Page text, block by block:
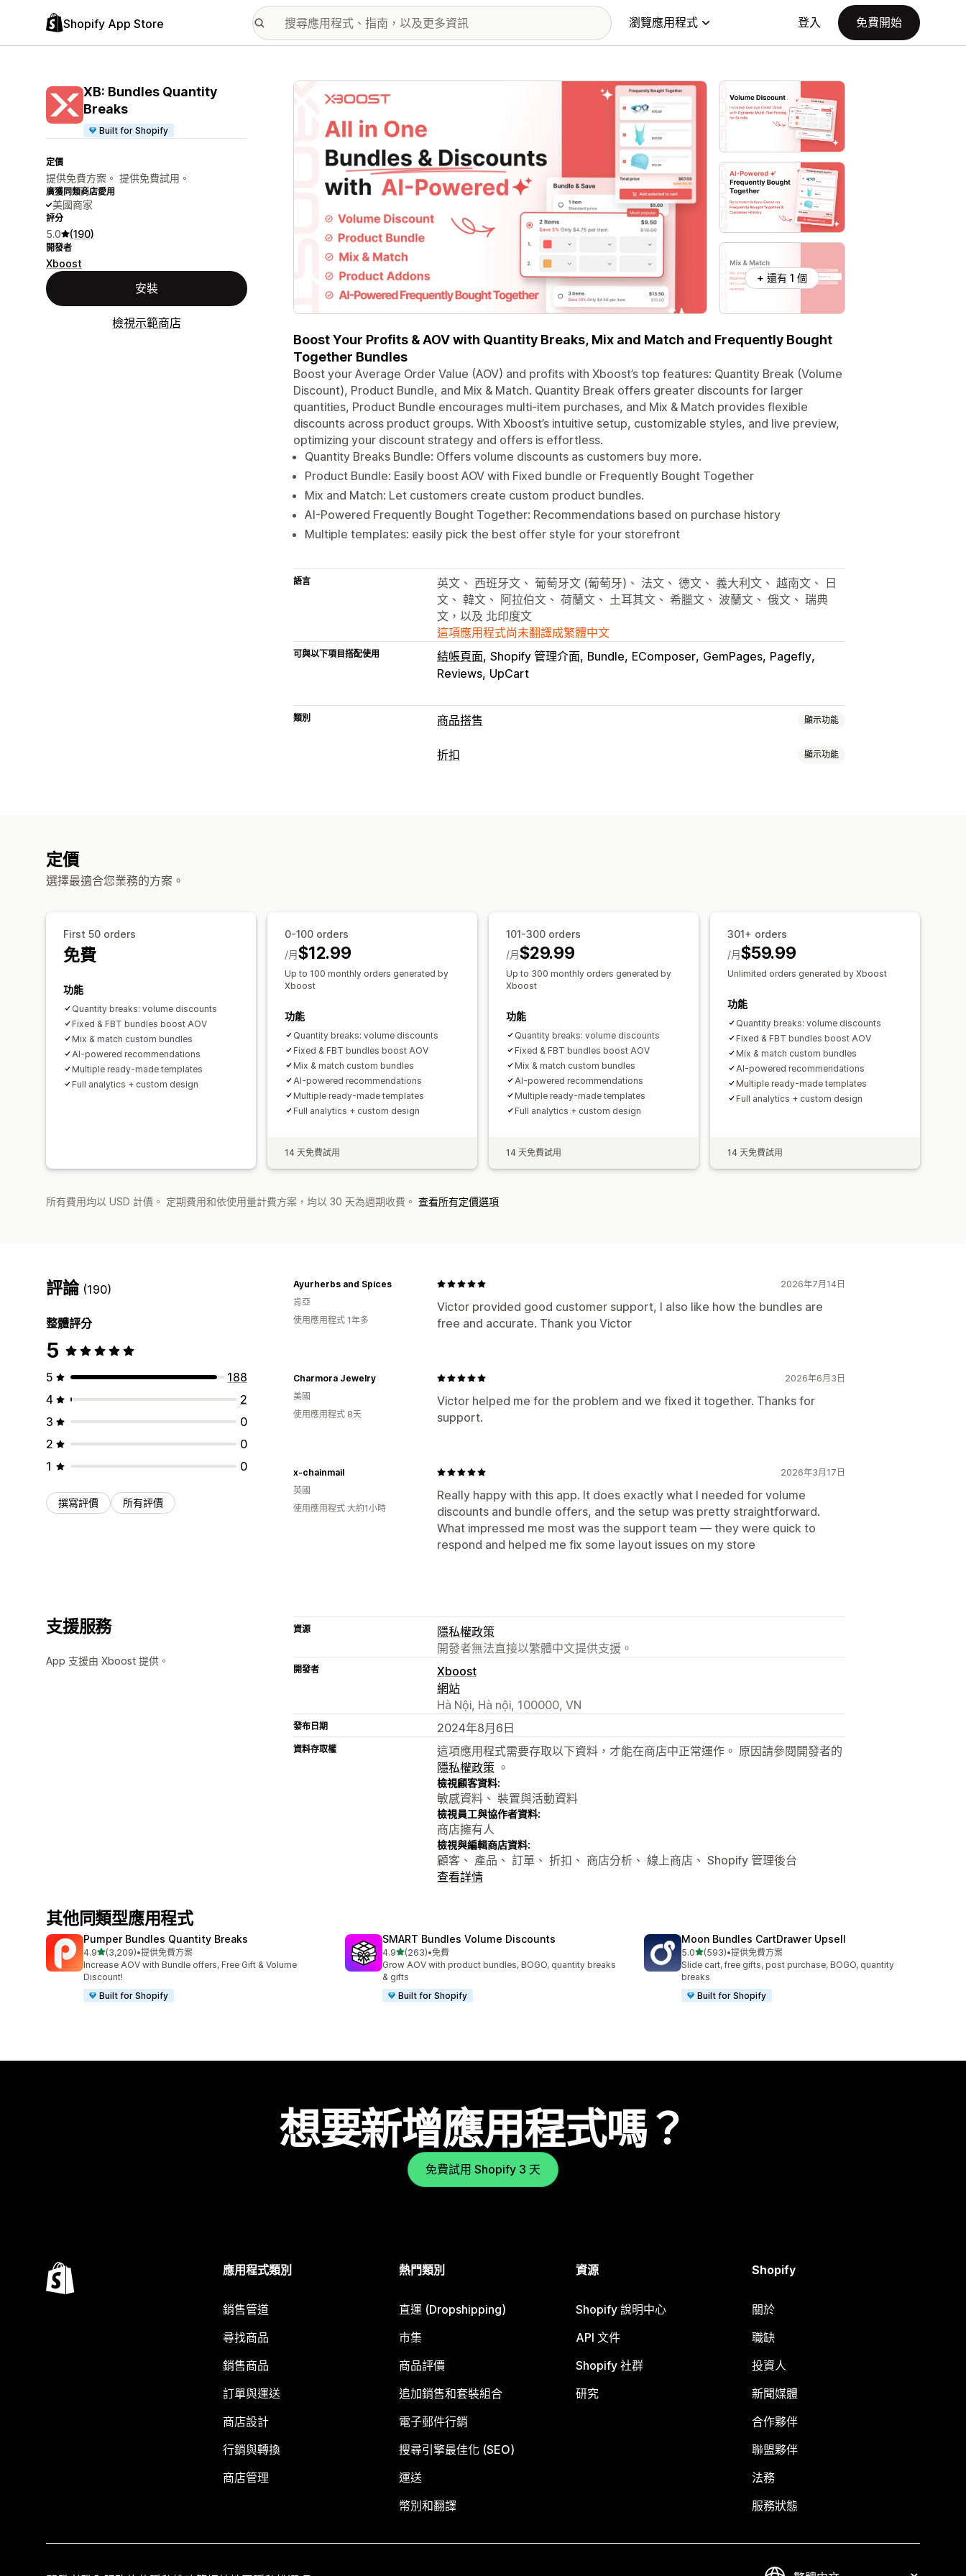
Shopify App Store 瀏覽應用程式 登入 免費開始
XB: Bundles Quantity
Breaks
Built for Shopify
定價
提供免費方案。 提供免費試用。
廣獲同類商店愛用
美國商家
評分
5.0 (190)
開發者
Xboost
安裝
檢視示範商店
主要圖片圖庫
+ 還有 1 個
Boost Your Profits & AOV with Quantity Breaks, Mix and Match and Frequently Bought
Together Bundles
Boost your Average Order Value (AOV) and profits with Xboost’s top features: Quantity Break (Volume
Discount), Product Bundle, and Mix & Match. Quantity Break offers greater discounts for larger
quantities, Product Bundle encourages multi-item purchases, and Mix & Match provides flexible
discounts across product groups. With Xboost’s intuitive setup, customizable styles, and live preview,
optimizing your discount strategy and offers is effortless.
Quantity Breaks Bundle: Offers volume discounts as customers buy more.
Product Bundle: Easily boost AOV with Fixed bundle or Frequently Bought Together
Mix and Match: Let customers create custom product bundles.
AI-Powered Frequently Bought Together: Recommendations based on purchase history
Multiple templates: easily pick the best offer style for your storefront
語言
英文、 西班牙文、 葡萄牙文 (葡萄牙)、 法文、 德文、 義大利文、 越南文、 日
文、 韓文、 阿拉伯文、 荷蘭文、 土耳其文、 希臘文、 波蘭文、 俄文、 瑞典
文，以及 北印度文
這項應用程式尚未翻譯成繁體中文
可與以下項目搭配使用 結帳頁面 Shopify 管理介面 Bundle EComposer GemPages Pagefly
Reviews UpCart
類別 商品搭售 顯示功能
套裝組合類型
折扣 顯示功能
標記
定價
選擇最適合您業務的方案。
First 50 orders
免費
功能
Quantity breaks: volume discounts
Fixed & FBT bundles boost AOV
Mix & match custom bundles
AI-powered recommendations
Multiple ready-made templates
Full analytics + custom design
0-100 orders
$12.99
/月
Up to 100 monthly orders generated by
Xboost
功能
Quantity breaks: volume discounts
Fixed & FBT bundles boost AOV
Mix & match custom bundles
AI-powered recommendations
Multiple ready-made templates
Full analytics + custom design
14 天免費試用
101-300 orders
$29.99
/月
Up to 300 monthly orders generated by
Xboost
功能
Quantity breaks: volume discounts
Fixed & FBT bundles boost AOV
Mix & match custom bundles
AI-powered recommendations
Multiple ready-made templates
Full analytics + custom design
14 天免費試用
301+ orders
$59.99
/月
Unlimited orders generated by Xboost
功能
Quantity breaks: volume discounts
Fixed & FBT bundles boost AOV
Mix & match custom bundles
AI-powered recommendations
Multiple ready-made templates
Full analytics + custom design
14 天免費試用
所有費用均以 USD 計價。 定期費用和依使用量計費方案，均以 30 天為週期收費。 查看所有定價選項
評論 (190)
整體評分
5
5
188
4
2
3
0
2
0
1
0
撰寫評價 所有評價
2026年7月14日
Victor provided good customer support, I also like how the bundles are
free and accurate. Thank you Victor
Ayurherbs and Spices
肯亞
使用應用程式 1年多
2026年6月3日
Victor helped me for the problem and we fixed it together. Thanks for
support.
Charmora Jewelry
美國
使用應用程式 8天
2026年3月17日
Really happy with this app. It does exactly what I needed for volume
discounts and bundle offers, and the setup was pretty straightforward.
What impressed me most was the support team — they were quick to
respond and helped me fix some layout issues on my store
x-chainmail
英國
使用應用程式 大約1小時
支援服務
App 支援由 Xboost 提供。
資源
隱私權政策
開發者無法直接以繁體中文提供支援。
開發者
Xboost
網站
Hà Nội, Hà nội, 100000, VN
發布日期 2024年8月6日
資料存取權
這項應用程式需要存取以下資料，才能在商店中正常運作。 原因請參閱開發者的
隱私權政策 。
檢視顧客資料:
敏感資料、 裝置與活動資料
檢視員工與協作者資料:
商店擁有人
檢視與編輯商店資料:
顧客、 產品、 訂單、 折扣、 商店分析、 線上商店、 Shopify 管理後台
查看詳情
其他同類型應用程式
Pumper Bundles Quantity Breaks
4.9滿分 5 顆星
(3,209)
共有 3209 則評價
•提供免費方案
Increase AOV with Bundle offers, Free Gift & Volume
Discount!
Built for Shopify
SMART Bundles Volume Discounts
4.9滿分 5 顆星
(263)
共有 263 則評價
•免費
Grow AOV with product bundles, BOGO, quantity breaks
& gifts
Built for Shopify
Moon Bundles CartDrawer Upsell
5.0滿分 5 顆星
(593)
共有 593 則評價
•提供免費方案
Slide cart, free gifts, post purchase, BOGO, quantity
breaks
Built for Shopify
想要新增應用程式嗎？
免費試用 Shopify 3 天
應用程式類別
銷售管道
尋找商品
銷售商品
訂單與運送
商店設計
行銷與轉換
商店管理
熱門類別
直運 (Dropshipping)
市集
商品評價
追加銷售和套裝組合
電子郵件行銷
搜尋引擎最佳化 (SEO)
運送
幣別和翻譯
資源
Shopify 說明中心
API 文件
Shopify 社群
研究
Shopify
關於
職缺
投資人
新聞媒體
合作夥伴
聯盟夥伴
法務
服務狀態